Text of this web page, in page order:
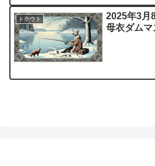
トラウト
2025年3月
母衣ダムマ